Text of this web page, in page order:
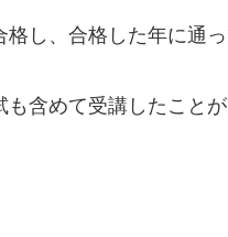
格し、合格した年に通
も含めて受講したこと